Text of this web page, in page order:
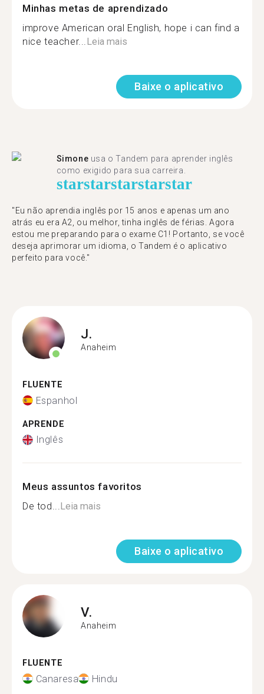
Minhas metas de aprendizado
improve American oral English, hope i can find a
nice teacher...Leia mais
Baixe o aplicativo
Simone usa o Tandem para aprender inglês
como exigido para sua carreira.
starstarstarstarstar
"Eu não aprendia inglês por 15 anos e apenas um ano
atrás eu era A2, ou melhor, tinha inglês de férias. Agora
estou me preparando para o exame C1! Portanto, se você
deseja aprimorar um idioma, o Tandem é o aplicativo
perfeito para você."
J.
Anaheim
FLUENTE
Espanhol
APRENDE
Inglês
Meus assuntos favoritos
De tod...Leia mais
Baixe o aplicativo
V.
Anaheim
FLUENTE
Canaresa Hindu